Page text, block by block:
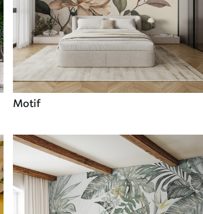
Motif